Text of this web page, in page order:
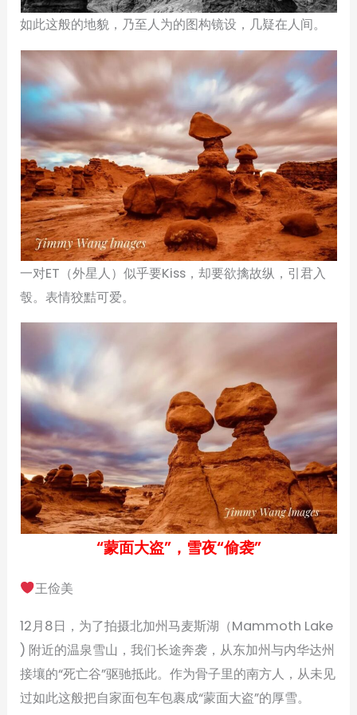
如此这般的地貌，乃至人为的图构镜设，几疑在人间。
一对ET（外星人）似乎要Kiss，却要欲擒故纵，引君入
彀。表情狡黠可爱。
“蒙面大盗”，雪夜“偷袭”
王俭美
12月8日，为了拍摄北加州马麦斯湖（Mammoth Lake
) 附近的温泉雪山，我们长途奔袭，从东加州与内华达州
接壤的“死亡谷”驱驰抵此。作为骨子里的南方人，从未见
过如此这般把自家面包车包裹成“蒙面大盗”的厚雪。